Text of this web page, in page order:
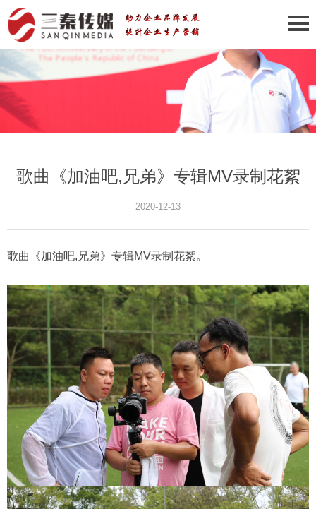
歌曲《加油吧,兄弟》专辑MV录制花絮
2020-12-13
歌曲《加油吧,兄弟》专辑MV录制花絮。